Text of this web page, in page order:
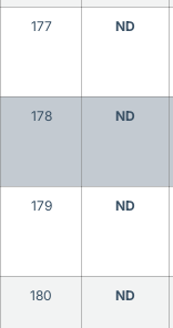
177 ND
178 ND
179 ND
180 ND